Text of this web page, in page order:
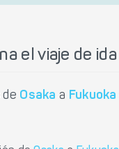
el viaje de ida
de Osaka a Fukuoka